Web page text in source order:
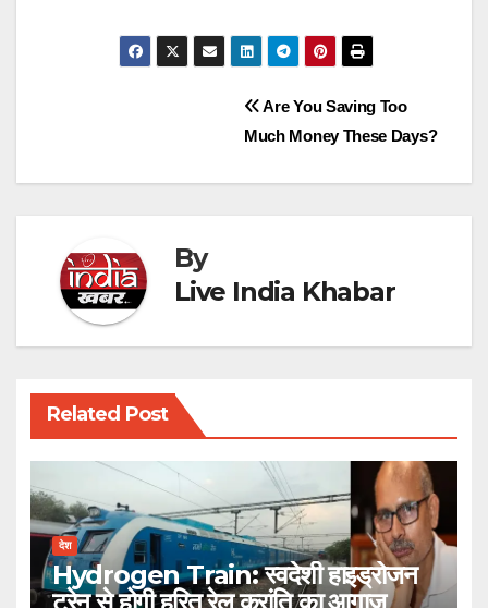
Are You Saving Too
Much Money These Days?
By
Live India Khabar
Related Post
देश
Hydrogen Train: स्वदेशी हाइड्रोजन